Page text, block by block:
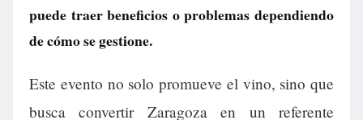
puede traer beneficios o problemas dependiendo
de cómo se gestione.
Este evento no solo promueve el vino, sino que
busca convertir Zaragoza en un referente